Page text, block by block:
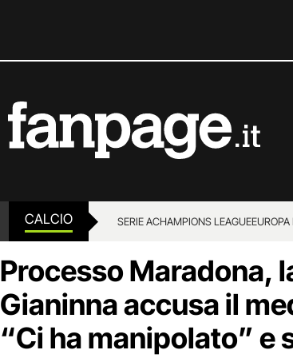
CALCIO SERIE ACHAMPIONS LEAGUEEUROPA
Processo Maradona,
Gianinna accusa il
“Ci ha manipolato” e